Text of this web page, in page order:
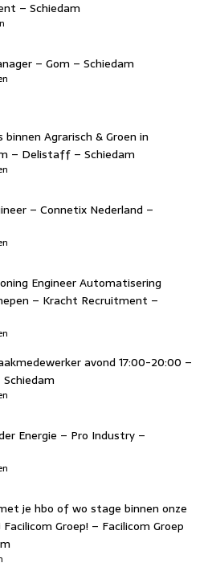
– Schiedam
– Gom – Schiedam
Agrarisch & Groen in
– Delistaff – Schiedam
– Connetix Nederland –
Engineer Automatisering
– Kracht Recruitment –
avond 17:00-20:00 –
Energie – Pro Industry –
je hbo of wo stage binnen onze
Groep! – Facilicom Groep